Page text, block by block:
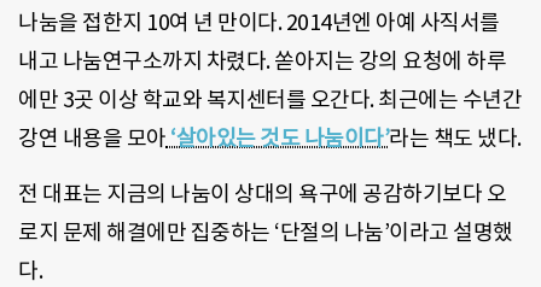
나눔을 접한지 10여 년 만이다. 2014년엔 아예 사직서를
내고 나눔연구소까지 차렸다. 쏟아지는 강의 요청에 하루
에만 3곳 이상 학교와 복지센터를 오간다. 최근에는 수년간
강연 내용을 모아 ‘살아있는 것도 나눔이다’라는 책도 냈다.
전 대표는 지금의 나눔이 상대의 욕구에 공감하기보다 오
로지 문제 해결에만 집중하는 ‘단절의 나눔’이라고 설명했
다.